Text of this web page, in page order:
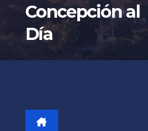
Concepción al
Día